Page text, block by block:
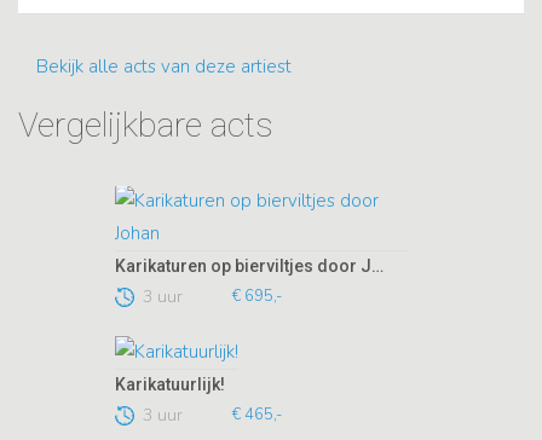
Bekijk alle acts van deze artiest
Vergelijkbare acts
Karikaturen op bierviltjes door Johan
3 uur € 695,-
Karikatuurlijk!
3 uur € 465,-